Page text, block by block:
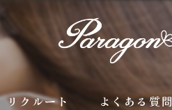
リクルート よくある質問